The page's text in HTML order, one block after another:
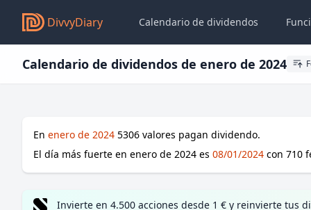
DivvyDiary Calendario de dividendos
Calendario de dividendos de enero de 2024
En enero de 2024 5306 valores pagan dividendo.
El día más fuerte en enero de 2024 es 08/01/2024 con 710
Invierte en 4.500 acciones desde 1 € y reinvierte tus